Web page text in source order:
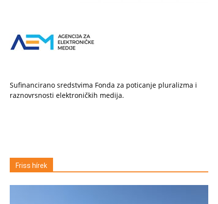
Sufinancirano sredstvima Fonda za poticanje pluralizma i
raznovrsnosti elektroničkih medija.
Friss hírek